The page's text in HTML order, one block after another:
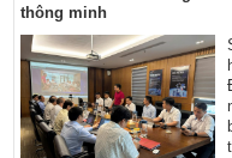
thông minh